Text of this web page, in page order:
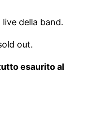
della band.
out.
esaurito al